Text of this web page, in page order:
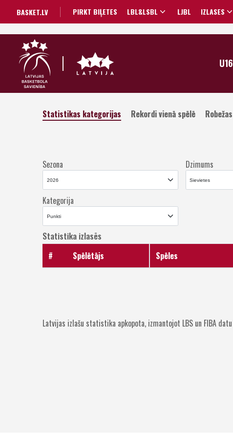
BASKET.LV PIRKT BIĻETES LBL&LSBL LJBL IZLASES
Statistikas kategorijas Rekordi vienā spēlē Robežas
Sezona Dzimums
Kategorija
Statistika izlasēs
# Spēlētājs Spēles
Latvijas izlašu statistika apkopota, izmantojot LBS un FIBA